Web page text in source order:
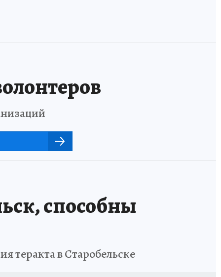
способны
теракта в Старобельске